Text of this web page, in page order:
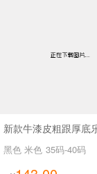
黑色 米色 35码-40码